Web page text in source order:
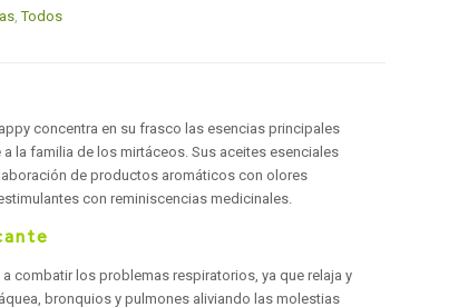
,Todos
concentra en su frasco las esencias principales
la familia de los mirtáceos. Sus aceites esenciales
de productos aromáticos con olores
con reminiscencias medicinales.
combatir los problemas respiratorios, ya que relaja y
bronquios y pulmones aliviando las molestias